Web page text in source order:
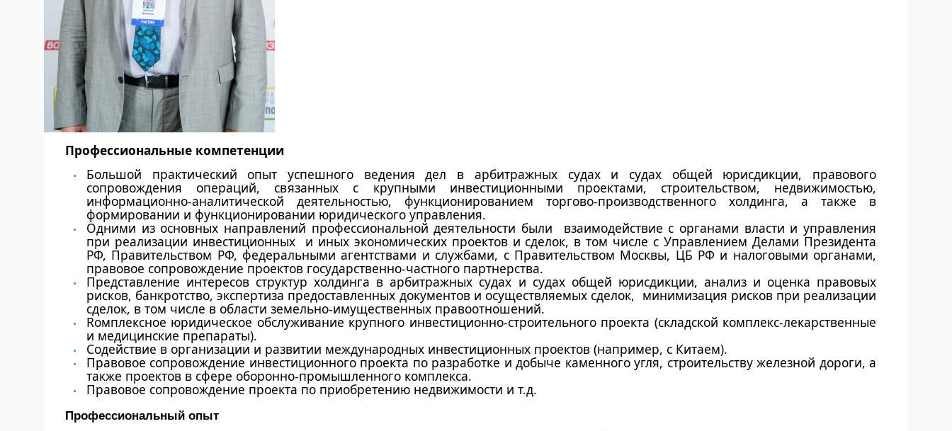
Профессиональные компетенции
Большой практический опыт успешного ведения дел в арбитражных судах и судах общей юрисдикции, правового
сопровождения операций, связанных с крупными инвестиционными проектами, строительством, недвижимостью,
информационно-аналитической деятельностью, функционированием торгово-производственного холдинга, а также в
формировании и функционировании юридического управления.
Одними из основных направлений профессиональной деятельности были взаимодействие с органами власти и управления
при реализации инвестиционных и иных экономических проектов и сделок, в том числе с Управлением Делами Президента
РФ, Правительством РФ, федеральными агентствами и службами, с Правительством Москвы, ЦБ РФ и налоговыми органами,
правовое сопровождение проектов государственно-частного партнерства.
Представление интересов структур холдинга в арбитражных судах и судах общей юрисдикции, анализ и оценка правовых
рисков, банкротство, экспертиза предоставленных документов и осуществляемых сделок, минимизация рисков при реализации
сделок, в том числе в области земельно-имущественных правоотношений.
Rомплексное юридическое обслуживание крупного инвестиционно-строительного проекта (складской комплекс-лекарственные
и медицинские препараты).
Cодействие в организации и развитии международных инвестиционных проектов (например, с Китаем).
Правовое сопровождение инвестиционного проекта по разработке и добыче каменного угля, строительству железной дороги, а
также проектов в сфере оборонно-промышленного комплекса.
Правовое сопровождение проекта по приобретению недвижимости и т.д.
Профессиональный опыт